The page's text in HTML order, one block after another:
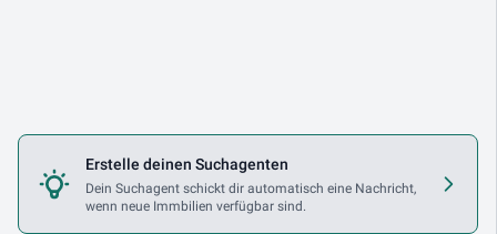
Erstelle deinen Suchagenten
Dein Suchagent schickt dir automatisch eine Nachricht,
wenn neue Immbilien verfügbar sind.